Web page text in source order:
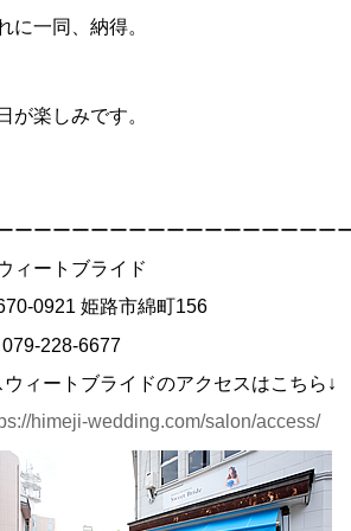
に一同、納得。
が楽しみです。
ーーーーーーーーーーーーーーーーー
ィートブライド
0921 姫路市綿町156
079-228-6677
ウィートブライドのアクセスはこちら↓
himeji-wedding.com/salon/access/